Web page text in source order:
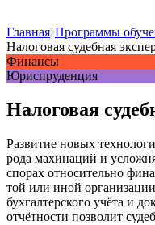
Главная Программы
Налоговая судебная
Финансы
Юриспруденция
Налоговая
Развитие новых
рода махинаций и
спорах относительно
той или иной
бухгалтерского учёта и
отчётности позволит